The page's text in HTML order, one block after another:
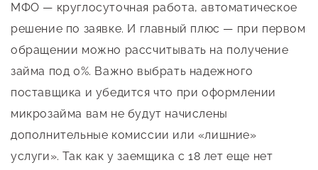
МФО — круглосуточная работа, автоматическое
решение по заявке. И главный плюс — при первом
обращении можно рассчитывать на получение
займа под 0%. Важно выбрать надежного
поставщика и убедится что при оформлении
микрозайма вам не будут начислены
дополнительные комиссии или «лишние»
услуги». Так как у заемщика с 18 лет еще нет